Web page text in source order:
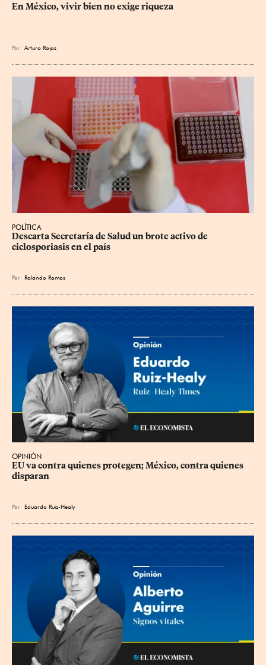
En México, vivir bien no exige riqueza
Por Arturo Rojas
POLÍTICA
Descarta Secretaría de Salud un brote activo de
ciclosporiasis en el país
Por Rolando Ramos
OPINIÓN
EU va contra quienes protegen; México, contra quienes
disparan
Por Eduardo Ruiz-Healy